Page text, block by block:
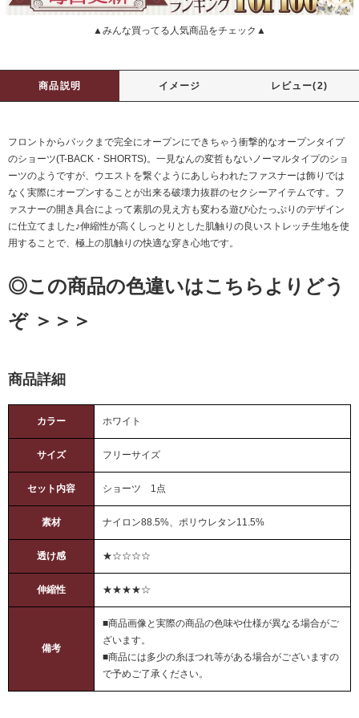
▲みんな買ってる人気商品をチェック▲
商品説明 イメージ レビュー(2)
フロントからバックまで完全にオープンにできちゃう衝撃的なオープンタイプ
のショーツ(T-BACK・SHORTS)。一見なんの変哲もないノーマルタイプのショ
ーツのようですが、ウエストを繋ぐようにあしらわれたファスナーは飾りでは
なく実際にオープンすることが出来る破壊力抜群のセクシーアイテムです。フ
ァスナーの開き具合によって素肌の見え方も変わる遊び心たっぷりのデザイン
に仕立てました♪伸縮性が高くしっとりとした肌触りの良いストレッチ生地を使
用することで、極上の肌触りの快適な穿き心地です。
◎この商品の色違いはこちらよりどう
ぞ ＞＞＞
商品詳細
カラー ホワイト
サイズ フリーサイズ
セット内容 ショーツ 1点
素材 ナイロン88.5%、ポリウレタン11.5%
透け感 ★☆☆☆☆
伸縮性 ★★★★☆
備考
■商品画像と実際の商品の色味や仕様が異なる場合がご
ざいます。
■商品には多少の糸ほつれ等がある場合がございますの
で予めご了承ください。